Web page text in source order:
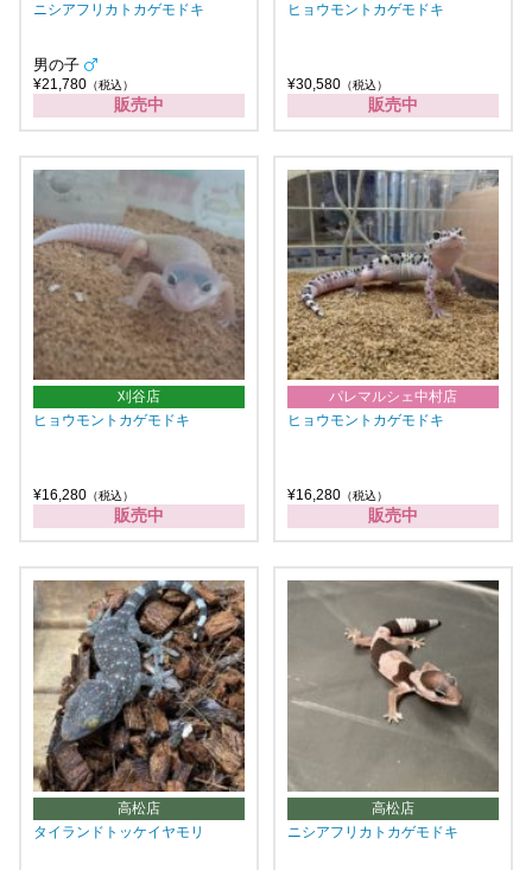
ニシアフリカトカゲモドキ
男の子
¥21,780 （税込）
販売中
ヒョウモントカゲモドキ
¥30,580 （税込）
販売中
刈谷店
ヒョウモントカゲモドキ
¥16,280 （税込）
販売中
パレマルシェ中村店
ヒョウモントカゲモドキ
¥16,280 （税込）
販売中
高松店
タイランドトッケイヤモリ
高松店
ニシアフリカトカゲモドキ